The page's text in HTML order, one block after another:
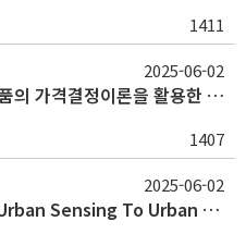
1411
제177차 BK콜로키움 : 파생상품의 가격결정이론을 활용한 실물자산 내 우발적 청구의 발생과 분석(전재범 교수/강원대학교)
1407
2025-06-02
제176차 BK콜로키움 : From Urban Sensing To Urban Resilience(Wei Zha/텍사스대 박사)
2025-06-02